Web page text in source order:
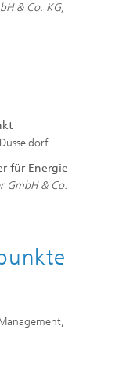
& Co. KG,
für Energie
GmbH & Co.